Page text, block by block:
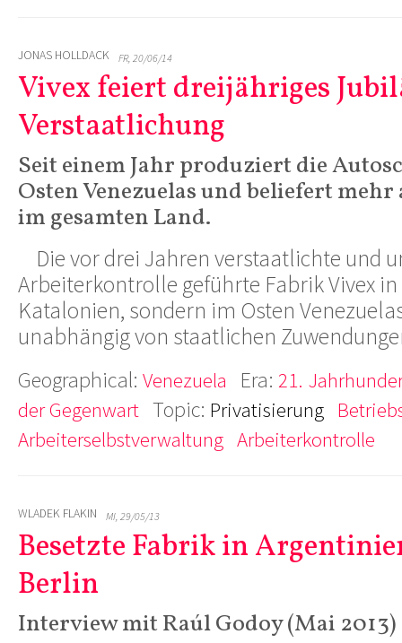
JONAS HOLLDACK FR, 20/06/14
Vivex feiert dreijähriges
Verstaatlichung
Seit einem Jahr produziert die
Osten Venezuelas und beliefert
im gesamten Land.
Die vor drei Jahren verstaatlichte und
Arbeiterkontrolle geführte Fabrik Vivex
Katalonien, sondern im Osten
unabhängig von staatlichen
Geographical: Venezuela Era: 21.
der Gegenwart Topic: Privatisierung
Arbeiterselbstverwaltung Arbeiterkontrolle
WLADEK FLAKIN MI, 29/05/13
Besetzte Fabrik in
Berlin
Interview mit Raúl Godoy (Mai 2013)